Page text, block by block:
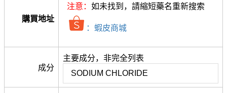
購買地址
注意： 如未找到，請縮短藥名重新搜索
：蝦皮商城
成分
主要成分，非完全列表
SODIUM CHLORIDE